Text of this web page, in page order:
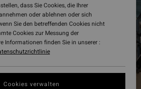
dass Sie Cookies, die Ihrer
oder ablehnen oder sich
Sie den betreffenden Cookies nicht
Cookies zur Messung der
Informationen finden Sie in unserer :
Cookies verwalten